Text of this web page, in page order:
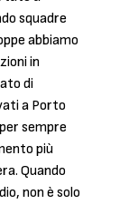
squadre
abbiamo
in
di
a Porto
sempre
più
Quando
non è solo